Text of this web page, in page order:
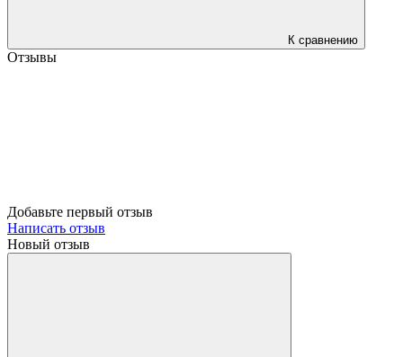
К сравнению
Отзывы
Добавьте первый отзыв
Написать отзыв
Новый отзыв